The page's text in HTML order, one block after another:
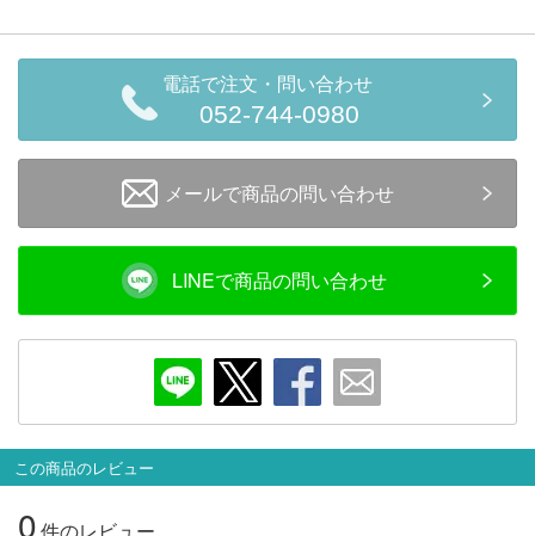
電話で注文・問い合わせ
052-744-0980
メールで商品の問い合わせ
LINEで商品の問い合わせ
この商品のレビュー
0